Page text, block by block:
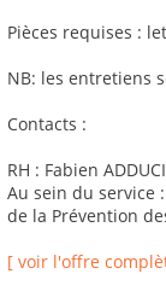
Pièces requises :
NB: les entretiens
Contacts :
RH : Fabien
Au sein du service
de la Prévention
[ voir l'offre